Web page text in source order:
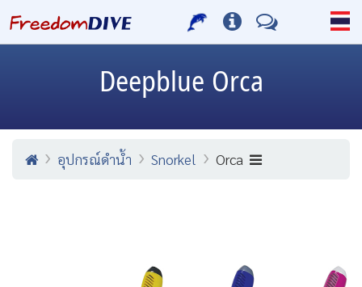
Deepblue Orca
อุปกรณ์ดำน้ำ Snorkel Orca